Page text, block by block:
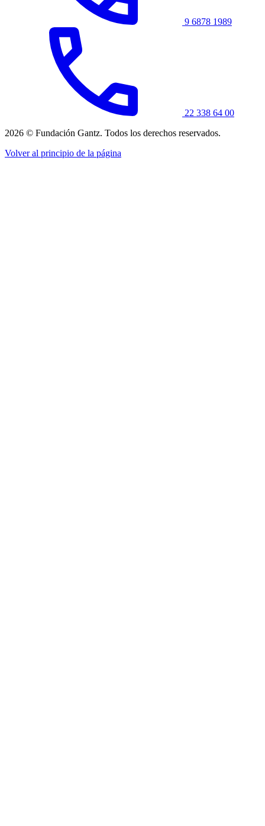
9 6878 1989
22 338 64 00
2026 © Fundación Gantz. Todos los derechos reservados.
Volver al principio de la página